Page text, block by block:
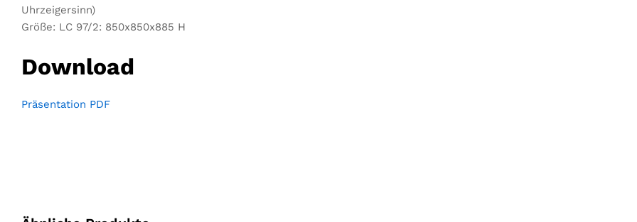
Uhrzeigersinn)
Größe: LC 97/2: 850x850x885 H
Download
Präsentation PDF